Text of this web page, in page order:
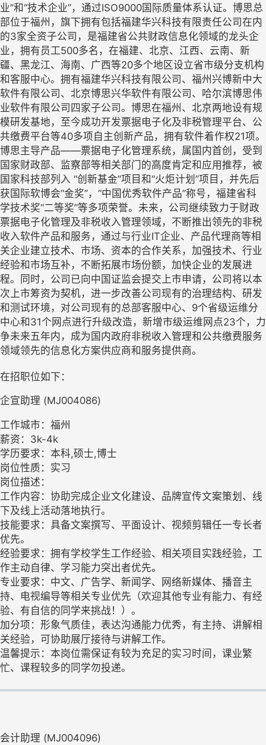
业”和“技术企业”，通过ISO9000国际质量体系认证。博思总
部位于福州，旗下拥有包括福建华兴科技有限责任公司在内
的3家全资子公司，是福建省公共财政信息化领域的龙头企
业，拥有员工500多名，在福建、北京、江西、云南、新
疆、黑龙江、海南、广西等20多个地区设立省市级分支机构
和客服中心。拥有福建华兴科技有限公司、福州兴博新中大
软件有限公司、北京博思兴华软件有限公司、哈尔滨博思伟
业软件有限公司四家子公司。博思在福州、北京两地设有规
模研发基地，至今成功开发票据电子化及非税管理平台、公
共缴费平台等40多项自主创新产品，拥有软件着作权21项。
博思主导产品——票据电子化管理系统，属国内首创，受到
国家财政部、监察部等相关部门的高度肯定和应用推荐，被
国家科技部列入 “创新基金”项目和“火炬计划”项目，并先后
获国际软博会“金奖”，“中国优秀软件产品”称号，福建省科
学技术奖“二等奖”等多项荣誉。未来，公司继续致力于财政
票据电子化管理及非税收入管理领域，不断推出领先的非税
收入软件产品和服务，通过与行业IT企业、产品代理商等相
关企业建立技术、市场、资本的合作关系，加强技术、行业
经验和市场互补，不断拓展市场份额，加快企业的发展进
程。同时，公司已向中国证监会提交上市申请，公司将以本
次上市筹资为契机，进一步改善公司现有的治理结构、研发
和测试环境，对公司现有的总部客服中心、9个省级运维分
中心和31个网点进行升级改造，新增市级运维网点23个，力
争未来五年内，成为国内政府非税收入管理和公共缴费服务
领域领先的信息化方案供应商和服务提供商。
在招职位如下：
企宣助理 (MJ004086)
工作城市：福州
薪资：3k-4k
学历要求：本科,硕士,博士
岗位性质：实习
岗位描述：
工作内容：协助完成企业文化建设、品牌宣传文案策划、线
下及线上活动落地执行。
技能要求：具备文案撰写、平面设计、视频剪辑任一专长者
优先。
经验要求：拥有学校学生工作经验、相关项目实践经验，工
作主动自律、学习能力突出者优先。
专业要求：中文、广告学、新闻学、网络新媒体、播音主
持、电视编导等相关专业优先（欢迎其他专业有能力、有经
验、有自信的同学来挑战！）。
加分项：形象气质佳，表达沟通能力优秀，有主持、讲解相
关经验，可协助展厅接待与讲解工作。
温馨提示：本岗位需保证有较为充足的实习时间，课业繁
忙、课程较多的同学勿投递。
会计助理 (MJ004096)